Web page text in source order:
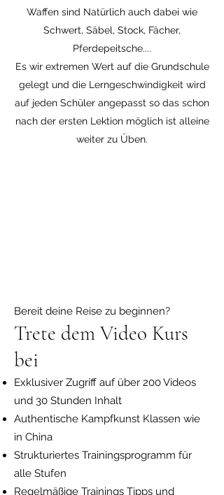
Waffen sind Natürlich auch dabei wie
Schwert, Säbel, Stock, Fächer,
Pferdepeitsche....
Es wir extremen Wert auf die Grundschule
gelegt und die Lerngeschwindigkeit wird
auf jeden Schüler angepasst so das schon
nach der ersten Lektion möglich ist alleine
weiter zu Üben.
Bereit deine Reise zu beginnen?
Trete dem Video Kurs
bei
Exklusiver Zugriff auf über 200 Videos
und 30 Stunden Inhalt
Authentische Kampfkunst Klassen wie
in China
Strukturiertes Trainingsprogramm für
alle Stufen
Regelmäßige Trainings Tipps und